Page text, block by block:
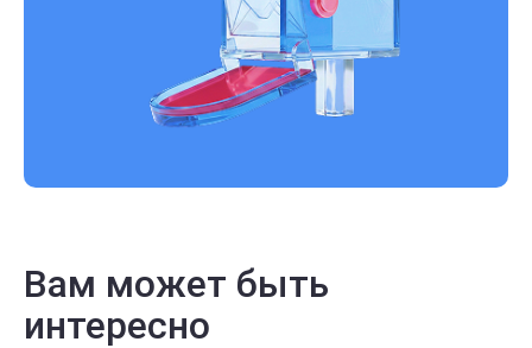
Вам может быть
интересно